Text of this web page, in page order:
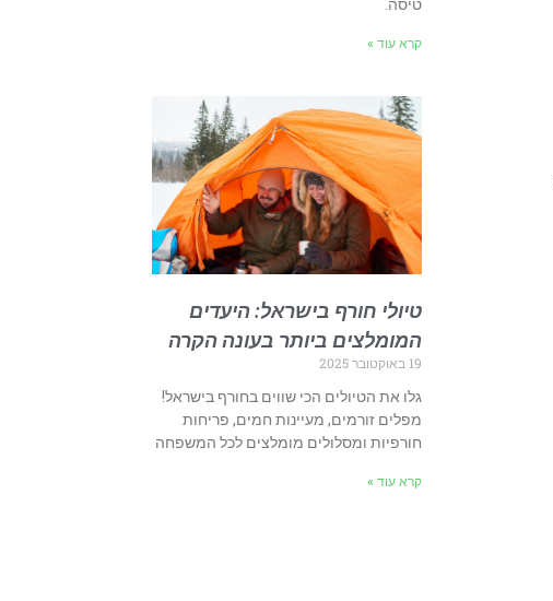
טיסה.
קרא עוד »
טיולי חורף בישראל: היעדים
המומלצים ביותר בעונה הקרה
19 באוקטובר 2025
גלו את הטיולים הכי שווים בחורף בישראל!
מפלים זורמים, מעיינות חמים, פריחות
חורפיות ומסלולים מומלצים לכל המשפחה
קרא עוד »